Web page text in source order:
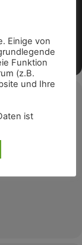
Einige von
Funktion
(z.B.
und Ihre
ist